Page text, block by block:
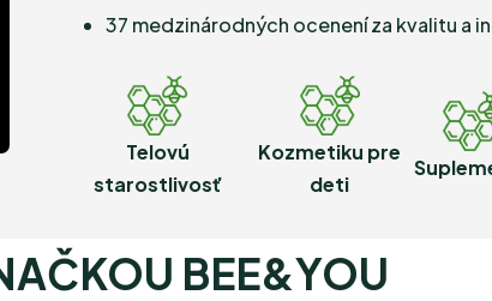
37 medzinárodných ocenení za kvalitu a
Telovú
starostlivosť
Kozmetiku pre
deti
BEE&YOU